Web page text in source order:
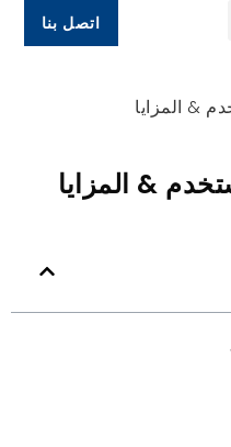
اتصل بنا